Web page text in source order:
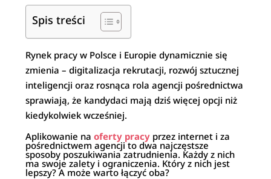
Spis treści
Rynek pracy w Polsce i Europie dynamicznie się
zmienia – digitalizacja rekrutacji, rozwój sztucznej
inteligencji oraz rosnąca rola agencji pośrednictwa
sprawiają, że kandydaci mają dziś więcej opcji niż
kiedykolwiek wcześniej.
Aplikowanie naoferty pracy przez internet i za
pośrednictwem agencji to dwa najczęstsze
sposoby poszukiwania zatrudnienia. Każdy z nich
ma swoje zalety i ograniczenia. Który z nich jest
lepszy? A może warto łączyć oba?